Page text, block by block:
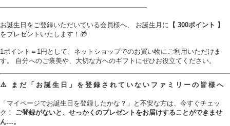
━━━━━━━━━━━━━━━━━━━━━━
お誕生日をご登録いただいている会員様へ、 お誕生月に 【 300ポイント 】
をプレゼントいたします！🎁
1ポイント＝1円として、ネットショップでのお買い物にご利用いただけま
す。 自分へのご褒美や、大切な方へのギフトにぜひお役立てください。
⚠️ まだ「お誕生日」を登録されていないファミリーの皆様へ
「マイページでお誕生日を登録したかな？」と不安な方は、今すぐチェッ
ク！ ご登録がないと、せっかくのプレゼントをお届けすることができませ
ん…。